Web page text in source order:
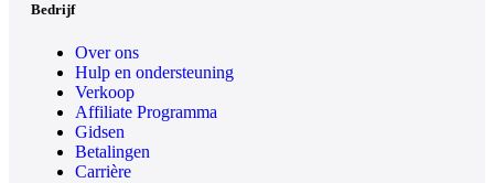
Bedrijf
Over ons
Hulp en ondersteuning
Verkoop
Affiliate Programma
Gidsen
Betalingen
Carrière